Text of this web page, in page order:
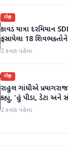
રાષ્ટ્રીય
કાવડ યાત્રા દરમિયાન
ફસાયેલા 18
2 કલાક પહેલા
રાષ્ટ્રીય
રાહુલ ગાંધીએ
કહ્યું, 'હું પીડા, ડેટા અને
2 કલાક પહેલા